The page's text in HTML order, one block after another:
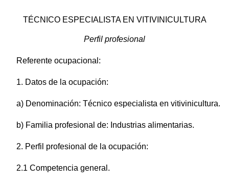
TÉCNICO ESPECIALISTA EN VITIVINICULTURA
Perfil profesional
Referente ocupacional:
1. Datos de la ocupación:
a) Denominación: Técnico especialista en vitivinicultura.
b) Familia profesional de: Industrias alimentarias.
2. Perfil profesional de la ocupación:
2.1 Competencia general.